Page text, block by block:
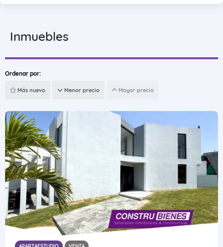
Inmuebles
Ordenar por:
Más nuevo Menor precio Mayor precio